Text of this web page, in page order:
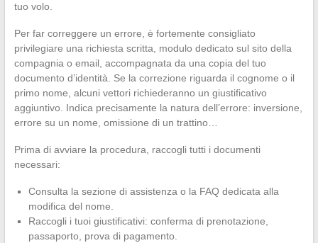
tuo volo.
Per far correggere un errore, è fortemente consigliato
privilegiare una richiesta scritta, modulo dedicato sul sito della
compagnia o email, accompagnata da una copia del tuo
documento d’identità. Se la correzione riguarda il cognome o il
primo nome, alcuni vettori richiederanno un giustificativo
aggiuntivo. Indica precisamente la natura dell’errore: inversione,
errore su un nome, omissione di un trattino…
Prima di avviare la procedura, raccogli tutti i documenti
necessari:
Consulta la sezione di assistenza o la FAQ dedicata alla
modifica del nome.
Raccogli i tuoi giustificativi: conferma di prenotazione,
passaporto, prova di pagamento.